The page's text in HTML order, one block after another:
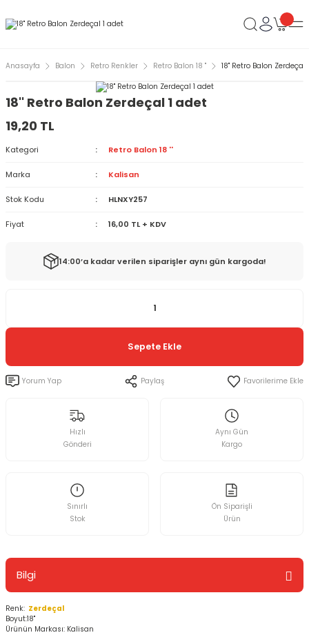
Anasayfa Balon Retro Renkler Retro Balon 18 '' 18'' Retro Balon Zerdeçal
18'' Retro Balon Zerdeçal 1 adet
19,20 TL
Kategori Retro Balon 18 ''
Marka Kalisan
Stok Kodu HLNXY257
Fiyat 16,00 TL + KDV
14:00’a kadar verilen siparişler aynı gün kargoda!
Sepete Ekle
Yorum Yap Paylaş
Hızlı
Gönderi
Aynı Gün
Kargo
Sınırlı
Stok
Ön Siparişli
Ürün
Bilgi
Renk: Zerdeçal
Boyut:18''
Ürünün Markası: Kalisan